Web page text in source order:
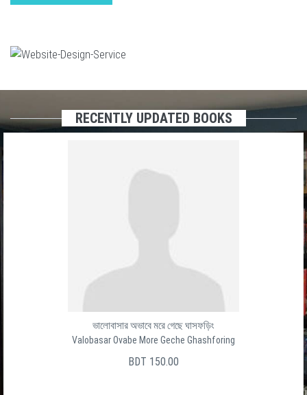
RECENTLY UPDATED BOOKS
ভালোবাসার অভাবে মরে গেছে ঘাসফড়িং
Valobasar Ovabe More Geche Ghashforing
BDT 150.00